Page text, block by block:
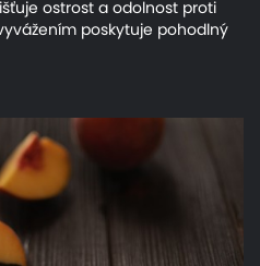
ostrost a odolnost proti
poskytuje pohodlný